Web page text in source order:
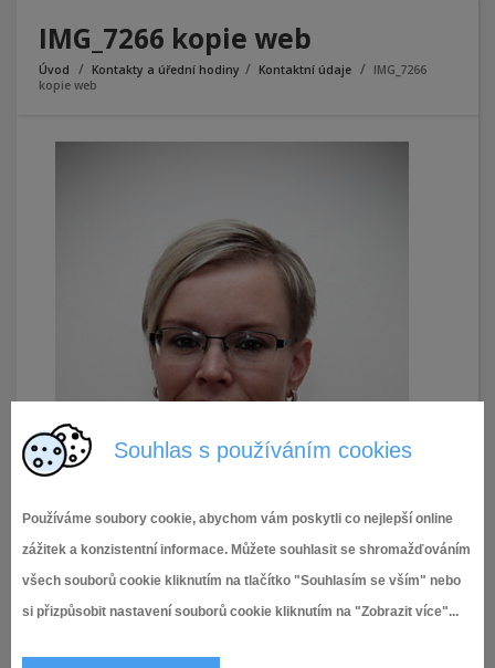
Souhlas s používáním cookies
Používáme soubory cookie, abychom vám poskytli co nejlepší online
zážitek a konzistentní informace. Můžete souhlasit se shromažďováním
všech souborů cookie kliknutím na tlačítko "Souhlasím se vším" nebo
si přizpůsobit nastavení souborů cookie kliknutím na "Zobrazit více"...
IMG_7266 kopie web
Úvod Kontakty a úřední hodiny Kontaktní údaje
IMG_7266
kopie web